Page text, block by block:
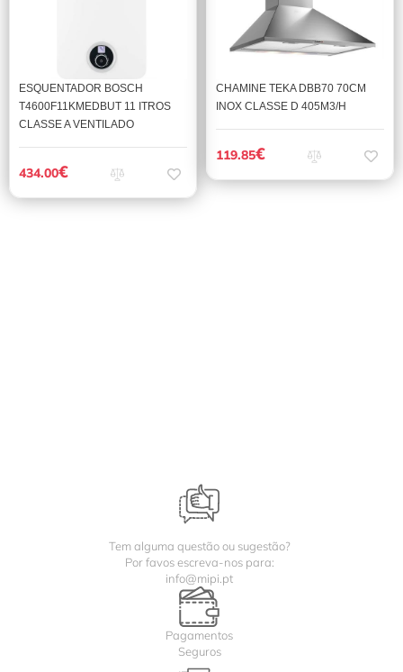
ESQUENTADOR BOSCH
T4600F11KMEDBUT 11 ITROS
CLASSE A VENTILADO
434.00€
CHAMINE TEKA DBB70 70CM
INOX CLASSE D 405M3/H
119.85€
Tem alguma questão ou sugestão?
Por favos escreva-nos para:
info@mipi.pt
Pagamentos
Seguros